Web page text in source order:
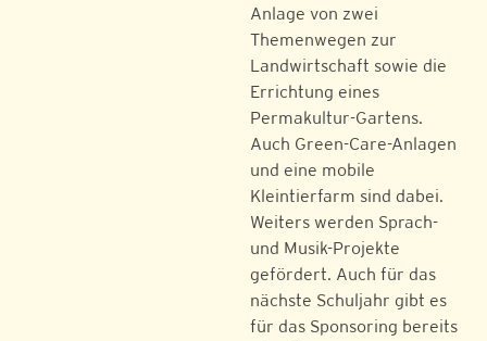
Anlage von zwei
Themenwegen zur
Landwirtschaft sowie die
Errichtung eines
Permakultur-Gartens.
Auch Green-Care-Anlagen
und eine mobile
Kleintierfarm sind dabei.
Weiters werden Sprach-
und Musik-Projekte
gefördert. Auch für das
nächste Schuljahr gibt es
für das Sponsoring bereits